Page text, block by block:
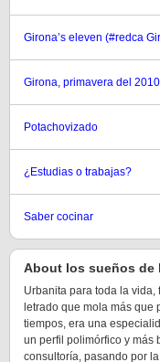
Girona’s eleven (#redca
Girona, primavera del 2010
Potachovizado
¿Estudias o trabajas?
Saber cocinar
About los sueños de
Urbanita para toda la
letrado que mola más
tiempos, era una
un perfil polimórfico y más
consultoría, pasando por